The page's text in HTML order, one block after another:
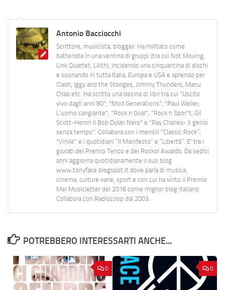
Antonio Bacciocchi
Scrittore, musicista, blogger. Ha militato come
batterista in una ventina di gruppi (tra cui Not Moving,
Link Quartet, Lilith), incidendo una cinquantina di dischi
e suonando in tutta Italia, Europa e USA e aprendo per
Clash, Iggy and the Stooges, Johnny Thunders, Manu
Chao etc. Ha scritto una decina di libri tra cui "Uscito
vivo dagli anni 80", "Mod Generations", "Paul Weller,
L’uomo cangiante", "Rock n Goal", "Rock n Spor"t, Gil
Scott-Heron Il Bob Dylan Nero" e "Ray Charles- Il genio
senza tempo". Collabora con i mensili “Classic Rock”,
"Vinile" e i quotidiani “Il Manifesto” e “Libertà”. E' tra i
giurati del Premio Tenco e del Rockol Awards. Da sedici
anni aggiorna quotidianamente il suo blog
www.tonyface.blogspot.it dove parla di musica,
cinema, culture varie, sport e con cui ha vinto il Premio
Mei Musicletter del 2016 come miglior blog italiano.
Collabora con Radiocoop dal 2003.
POTREBBERO INTERESSARTI ANCHE...
0 0